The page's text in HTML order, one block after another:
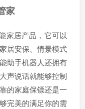
家
家居产品，它可以
居安保、情景模式
助手机器人还拥有
声说话就能够控制
的家庭保镖还是一
完美的满足你的需